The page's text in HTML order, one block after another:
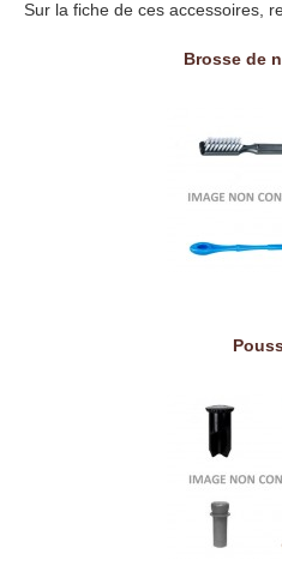
Sur la fiche de ces accessoires,
Brosse de